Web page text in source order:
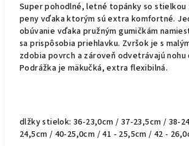
Super pohodlné, letné topánky so
peny vďaka ktorým sú extra komfortné.
obúvanie vďaka pružným gumičkám
sa prispôsobia priehlavku. Zvršok je s
zdobia povrch a zároveň odvetrávajú nohu
Podrážka je mäkučká, extra flexibilná.
dlžky stielok: 36-23,0cm / 37-23,5cm / 38-
24,5cm / 40-25,0cm / 41 - 25,5cm / 42 -